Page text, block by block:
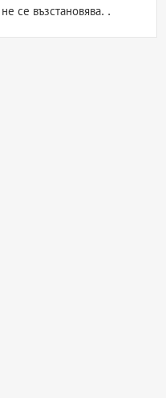
се възстановява. .